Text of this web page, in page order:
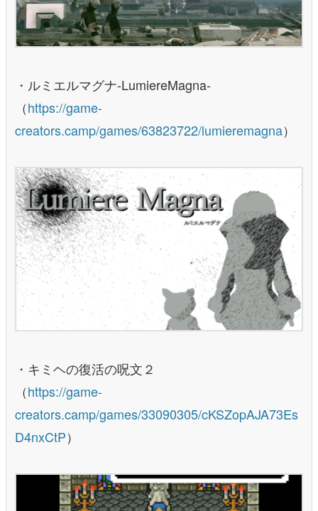
・ルミエルマグナ-LumiereMagna-
（https://game-
creators.camp/games/63823722/lumieremagna）
・キミヘの復活の呪文２
（https://game-
creators.camp/games/33090305/cKSZopAJA73Es
D4nxCtP）